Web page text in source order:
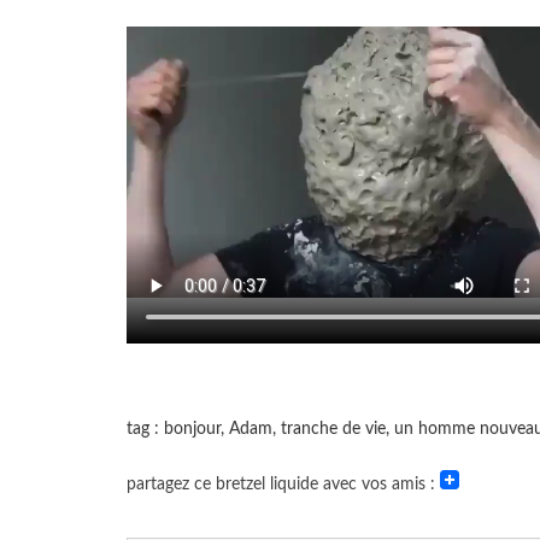
tag : bonjour, Adam, tranche de vie, un homme
partagez ce bretzel liquide avec vos amis :